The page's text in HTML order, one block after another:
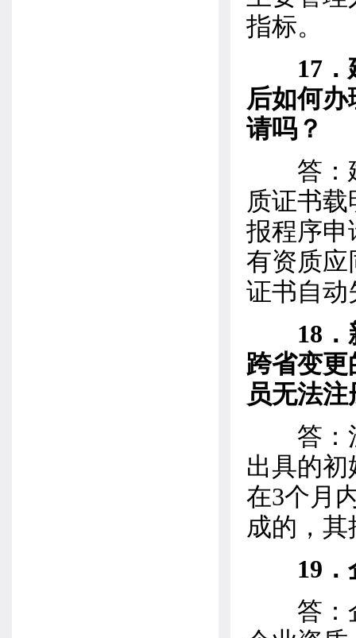
指标。
17
后如何
请吗？
答：建
质证书
报程序申
有资质应
证书自动
18
跨省变
员无法
答：注
出具的
在3个月
成的，
19
答：企